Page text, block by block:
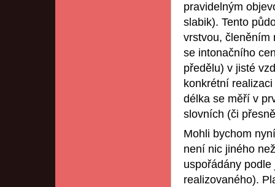
pravidelným
slabik). Tento
vrstvou, členěním
se intonačního
předělu) v jisté
konkrétní
délka se měří v
slovních (či
Mohli bychom
není nic jiného
uspořádány
realizovaného).